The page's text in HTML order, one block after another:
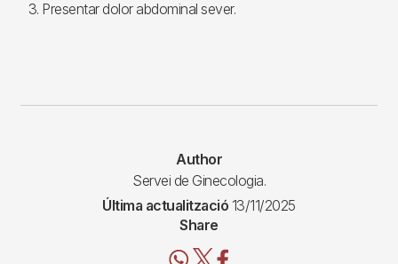
Presentar dolor abdominal sever.
Author
Servei de Ginecologia.
Última actualització 13/11/2025
Share